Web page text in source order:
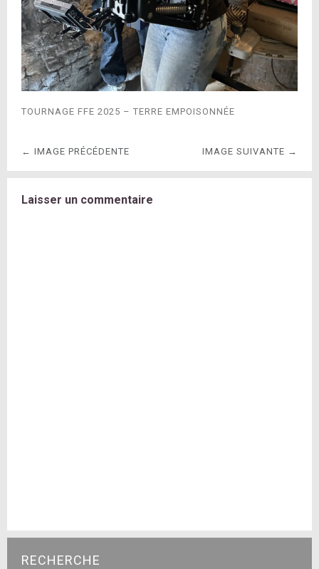
TOURNAGE FFE 2025 – TERRE EMPOISONNÉE
← IMAGE PRÉCÉDENTE IMAGE SUIVANTE →
Laisser un commentaire
RECHERCHE